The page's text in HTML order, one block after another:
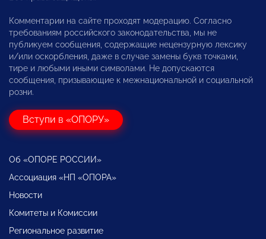
Комментарии на сайте проходят модерацию. Согласно
требованиям российского законодательства, мы не
публикуем сообщения, содержащие нецензурную лексику
и/или оскорбления, даже в случае замены букв точками,
тире и любыми иными символами. Не допускаются
сообщения, призывающие к межнациональной и социальной
розни.
Вступи в «ОПОРУ»
Об «ОПОРЕ РОССИИ»
Ассоциация «НП «ОПОРА»
Новости
Комитеты и Комиссии
Региональное развитие